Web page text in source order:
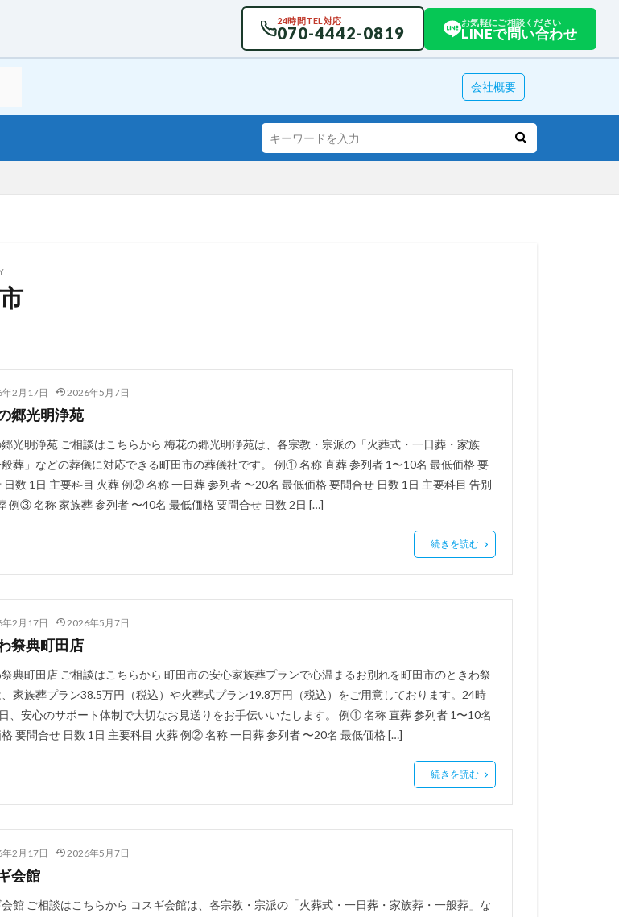
24時間TEL対応
070-4442-0819
お気軽にご相談ください
LINEで問い合わせ
会社概要
2月17日 2026年5月7日
郷光明浄苑
光明浄苑 ご相談はこちらから 梅花の郷光明浄苑は、各宗教・宗派の「火葬式・一日葬・家族
葬」などの葬儀に対応できる町田市の葬儀社です。 例① 名称 直葬 参列者 1〜10名 最低価格 要
日数 1日 主要科目 火葬 例② 名称 一日葬 参列者 〜20名 最低価格 要問合せ 日数 1日 主要科目 告別
例③ 名称 家族葬 参列者 〜40名 最低価格 要問合せ 日数 2日 […]
続きを読む
2月17日 2026年5月7日
祭典町田店
祭典町田店 ご相談はこちらから 町田市の安心家族葬プランで心温まるお別れを町田市のときわ祭
家族葬プラン38.5万円（税込）や火葬式プラン19.8万円（税込）をご用意しております。24時
、安心のサポート体制で大切なお見送りをお手伝いいたします。 例① 名称 直葬 参列者 1〜10名
要問合せ 日数 1日 主要科目 火葬 例② 名称 一日葬 参列者 〜20名 最低価格 […]
続きを読む
2月17日 2026年5月7日
会館
会館 ご相談はこちらから コスギ会館は、各宗教・宗派の「火葬式・一日葬・家族葬・一般葬」な